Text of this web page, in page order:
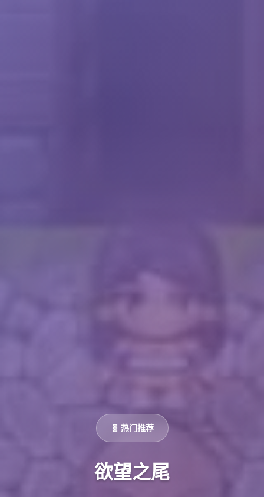
🧬 热门推荐
欲望之尾